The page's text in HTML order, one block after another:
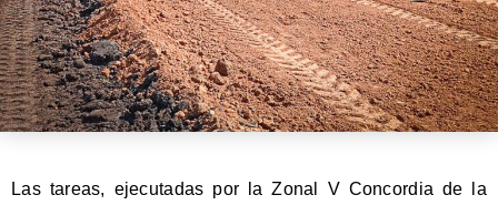
Las tareas, ejecutadas por la Zonal V Concordia de la